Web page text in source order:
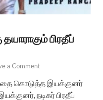
பிரதீப்
a Comment
கொடுத்த இயக்குனர்
நடிகர் பிரதீப்